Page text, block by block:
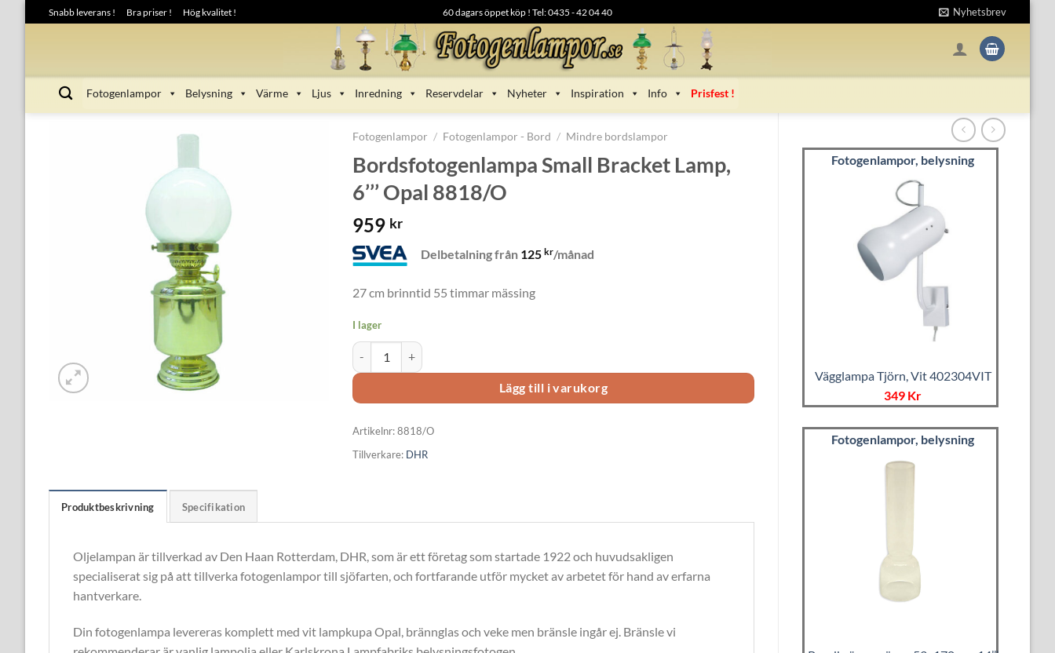
to
Snabb leverans ! Bra priser ! Hög kvalitet ! 60 dagars öppet köp ! Tel: 0435 - 42 04 40 Nyhetsbrev
Fotogenlampor Belysning Värme Ljus Inredning Reservdelar Nyheter Inspiration Info Prisfest !
Fotogenlampor, belysning
Vägglampa Tjörn, Vit 402304VIT
349 Kr
Fotogenlampor, belysning
Fotogenlampor / Fotogenlampor - Bord / Mindre bordslampor
Bordsfotogenlampa Small Bracket Lamp,
6’’’ Opal 8818/O
959 kr
Delbetalning från 125kr/månad
27 cm brinntid 55 timmar mässing
I lager
Bordsfotogenlampa Small Bracket Lamp, 6’’’ Opal 8818/O mängd
Lägg till i varukorg
Artikelnr:8818/O
Tillverkare: DHR
Produktbeskrivning Specifikation
Oljelampan är tillverkad av Den Haan Rotterdam, DHR, som är ett företag som startade 1922 och huvudsakligen
specialiserat sig på att tillverka fotogenlampor till sjöfarten, och fortfarande utför mycket av arbetet för hand av erfarna
hantverkare.
Din fotogenlampa levereras komplett med vit lampkupa Opal, brännglas och veke men bränsle ingår ej. Bränsle vi